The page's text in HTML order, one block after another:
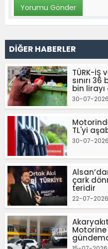
DİĞER HABERLER
TÜRK-İŞ
sınırı
bin lirayı
30-07-
TL'yi
30-07-
çark
teridir
22-07-
Motorine